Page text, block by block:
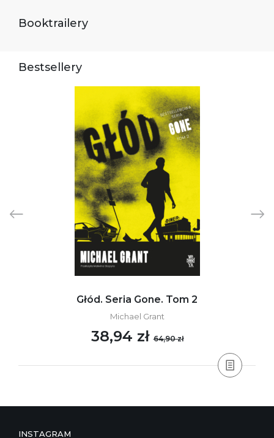
Booktrailery
Bestsellery
Głód. Seria Gone. Tom 2
Michael Grant
38,94 zł64,90 zł
INSTAGRAM